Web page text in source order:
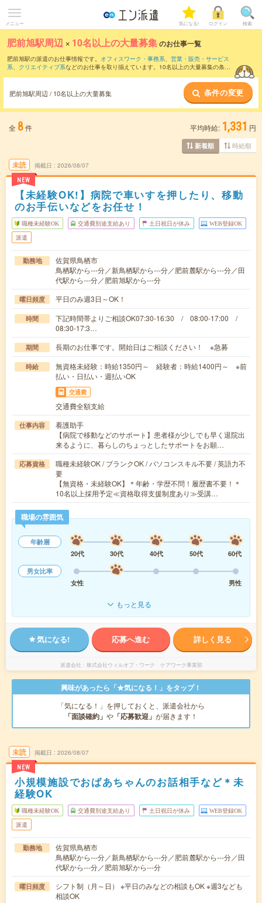
メニュー 気になる! ログイン 検索
肥前旭駅周辺 × 10名以上の大量募集のお仕事一覧
肥前旭駅の派遣のお仕事情報です。 オフィスワーク・事務系、 営業・販売・サービス
系、 クリエイティブ系などのお仕事を取り揃えています。10名以上の大量募集の条件
肥前旭駅周辺 / 10名以上の大量募集 条件の変更
全 8件 平均時給: 1,331 円
新着順 時給順
未読
NEW
掲載日 2026/08/07
【未経験OK!】病院で車いすを押したり、移動
のお手伝いなどをお任せ！
職種未経験OK 交通費別途支給あり 土日祝日が休み WEB登録OK
派遣
勤務地
佐賀県鳥栖市
鳥栖駅から---分／新鳥栖駅から---分／肥前麓駅から---分／田
代駅から---分／肥前旭駅から---分
曜日頻度 平日のみ週3日～OK！
時間
下記時間帯よりご相談OK07:30-16:30 / 08:00-17:00 /
08:30-17:3…
期間 長期のお仕事です。開始日はご相談ください！ ※急募
時給
無資格未経験：時給1350円～ 経験者：時給1400円～ ※前
払い・日払い・週払いOK
交通費
交通費全額支給
仕事内容
看護助手
【病院で移動などのサポート】患者様が少しでも早く退院出
来るように、暮らしのちょっとしたサポートをお願…
応募資格
職種未経験OK / ブランクOK / パソコンスキル不要 / 英語力不
要
【無資格・未経験OK】＊年齢・学歴不問！履歴書不要！＊
10名以上採用予定≪資格取得支援制度あり≫受講…
職場の雰囲気
年齢層
20代
30代 40代 50代
60代
男女比率
女性
男性
もっと見る
気になる! 応募へ進む 詳しく見る
派遣会社 株式会社ウィルオブ・ワーク ケアワーク事業部
興味があったら「★気になる！」をタップ！
「気になる！」を押しておくと、派遣会社から
「面談確約」 や 「応募歓迎」 が届きます！
未読
NEW
掲載日 2026/08/07
小規模施設でおばあちゃんのお話相手など＊未
経験OK
職種未経験OK 交通費別途支給あり 土日祝日が休み WEB登録OK
派遣
勤務地
佐賀県鳥栖市
鳥栖駅から---分／新鳥栖駅から---分／肥前麓駅から---分／田
代駅から---分／肥前旭駅から---分
曜日頻度
シフト制（月～日） ※平日のみなどの相談もOK ※週3なども
相談OK